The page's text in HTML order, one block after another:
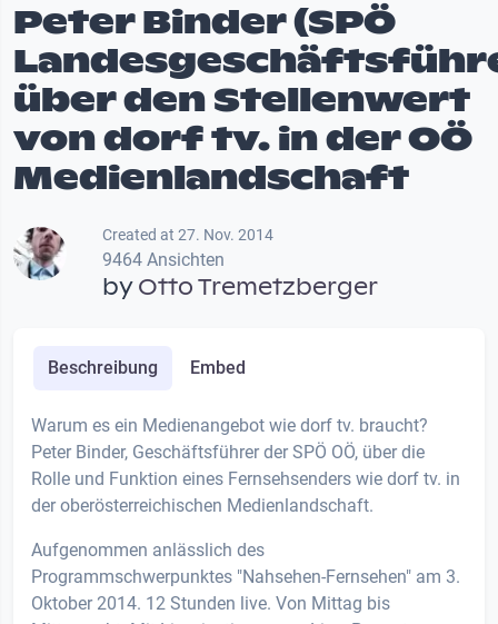
Peter Binder (SPÖ
über den Stellenwert
von dorf tv. in der OÖ
Medienlandschaft
Created at 27. Nov. 2014
9464 Ansichten
byOtto Tremetzberger
Beschreibung Embed
Warum es ein Medienangebot wie dorf tv. braucht?
Peter Binder, Geschäftsführer der SPÖ OÖ, über die
Rolle und Funktion eines Fernsehsenders wie dorf tv. in
der oberösterreichischen Medienlandschaft.
Aufgenommen anlässlich des
Programmschwerpunktes "Nahsehen-Fernsehen" am 3.
Oktober 2014. 12 Stunden live. Von Mittag bis